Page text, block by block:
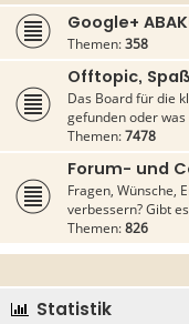
Google+
Themen:358
Offtopic,
Das Board für die
gefunden oder
Themen:7478
Forum- und
Fragen, Wünsche,
verbessern? Gibt
Themen:826
Statistik